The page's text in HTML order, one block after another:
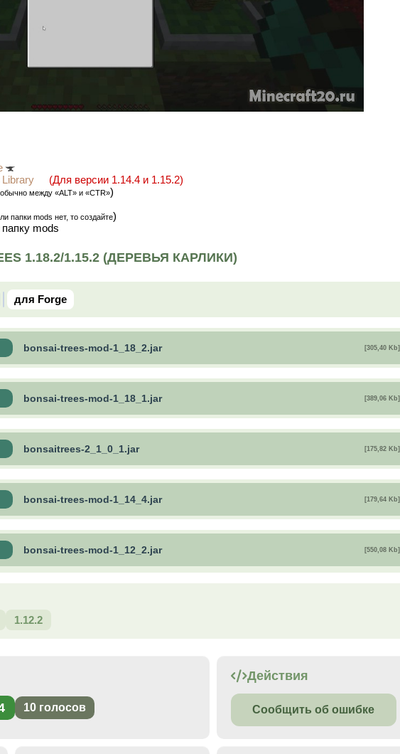
(Для версии 1.14.4 и 1.15.2)
между «ALT» и «CTR»)
папки mods нет, то создайте)
mods
1.18.2/1.15.2 (ДЕРЕВЬЯ КАРЛИКИ)
для Forge
bonsai-trees-mod-1_18_2.jar [305,40 Kb]
bonsai-trees-mod-1_18_1.jar [389,06 Kb]
bonsaitrees-2_1_0_1.jar [175,82 Kb]
bonsai-trees-mod-1_14_4.jar [179,64 Kb]
bonsai-trees-mod-1_12_2.jar [550,08 Kb]
1.12.2
10 голосов
Действия
Сообщить об ошибке